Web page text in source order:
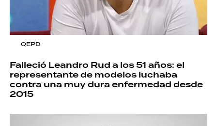
QEPD
Falleció Leandro Rud a los 51 años: el
representante de modelos luchaba
contra una muy dura enfermedad desde
2015